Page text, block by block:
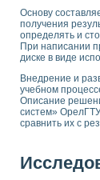
осадка в
цвета модели
программно -
газовых
тиристорным
стенда для
Основу
получения
определять и
При написании
диске в виде
Внедрение и
учебном
Описание
систем»
сравнить их с